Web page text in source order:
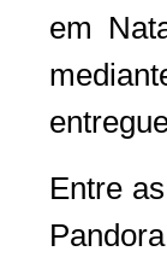
em
Entre